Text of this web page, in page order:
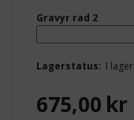
Gravyr rad 2
Lagerstatus: I lager
675,00 kr